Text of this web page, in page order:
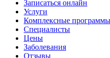
Записаться онлайн
Услуги
Комплексные программы
Специалисты
Цены
Заболевания
Отзывы